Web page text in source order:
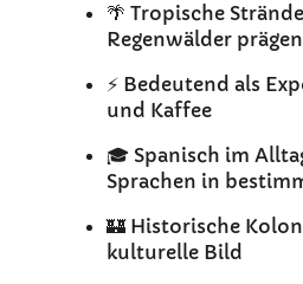
🌴 Tropische
Regenwälder
⚡ Bedeutend als
und Kaffee
🎓 Spanisch im
Sprachen in
🏰 Historische
kulturelle Bild